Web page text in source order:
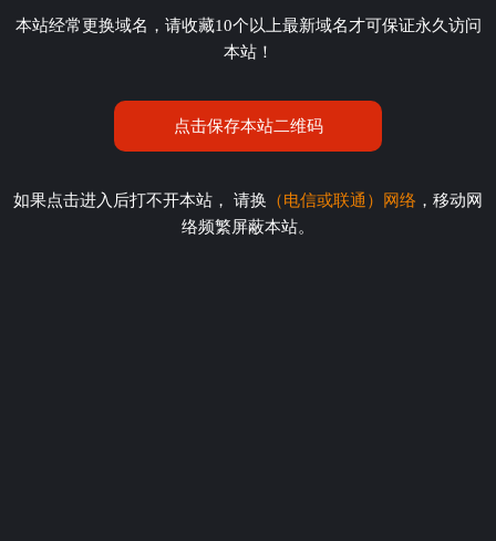
本站经常更换域名，请收藏10个以上最新域名才可保证永久访问
本站！
点击保存本站二维码
如果点击进入后打不开本站， 请换 （电信或联通）网络 ，移动网
络频繁屏蔽本站。